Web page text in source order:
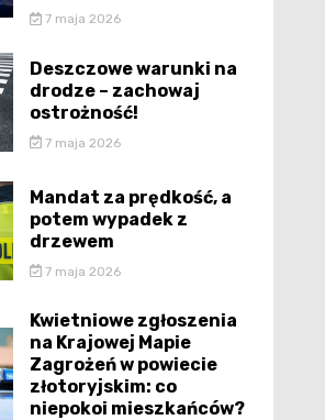
7 maja 2026
Deszczowe warunki na
drodze – zachowaj
ostrożność!
7 maja 2026
Mandat za prędkość, a
potem wypadek z
drzewem
7 maja 2026
Kwietniowe zgłoszenia
na Krajowej Mapie
Zagrożeń w powiecie
złotoryjskim: co
niepokoi mieszkańców?